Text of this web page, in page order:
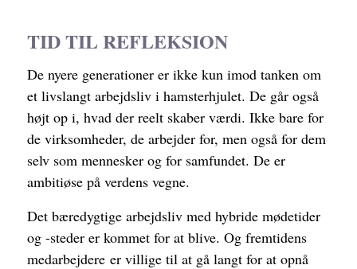
TID TIL REFLEKSION
De nyere generationer er ikke kun imod tanken om
et livslangt arbejdsliv i hamsterhjulet. Degår også
højt op i, hvad der reelt skaber værdi. Ikke bare for
de virksomheder, de arbejder for, men også for dem
selv som mennesker og for samfundet. De er
ambitiøse på verdens vegne.
Det bæredygtige arbejdsliv med hybride mødetider
og -steder er kommet for at blive. Og fremtidens
medarbejdere er villige til at gå langt for at opnå